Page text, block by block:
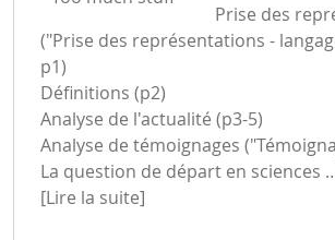
Prise des
("Prise des représentations -
p1)
Définitions (p2)
Analyse de l'actualité (p3-5)
Analyse de témoignages
La question de départ en sciences
[Lire la suite]